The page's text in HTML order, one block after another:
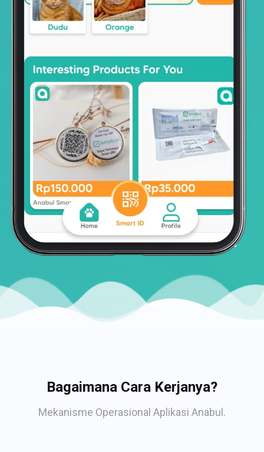
Bagaimana Cara Kerjanya?
Mekanisme Operasional Aplikasi Anabul.